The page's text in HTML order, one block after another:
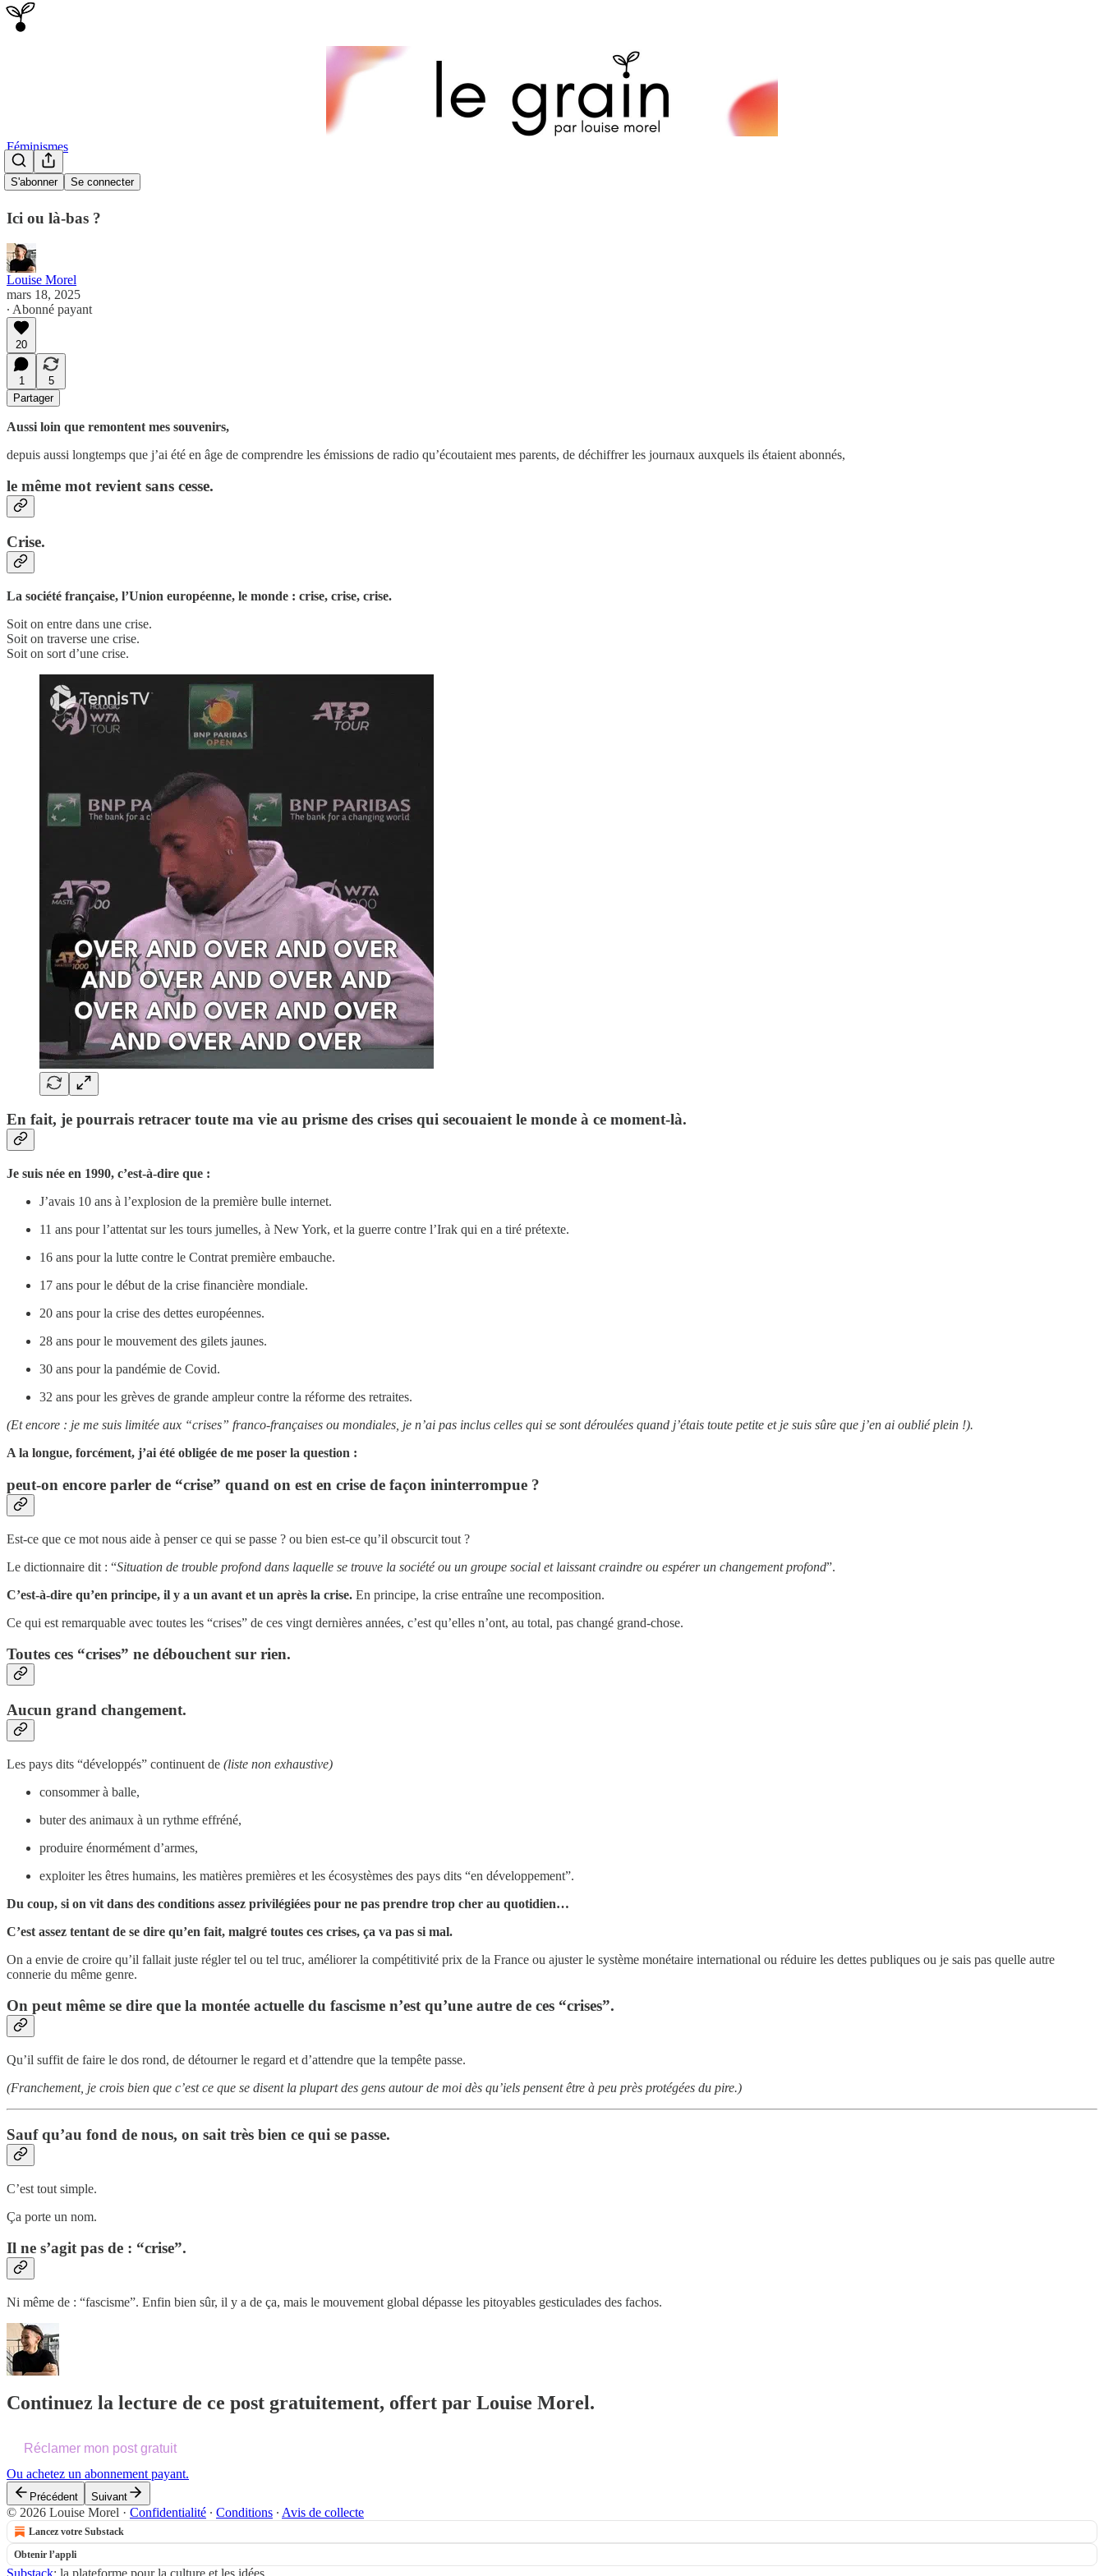
S'abonner Se connecter
Féminismes
c'est la crise
Ici ou là-bas ?
Louise Morel
mars 18, 2025
∙ Abonné payant
20
1
5
Partager
Aussi loin que remontent mes souvenirs,
depuis aussi longtemps que j’ai été en âge de comprendre les émissions de radio qu’écoutaient mes parents, de déchiffrer les journaux auxquels ils étaient abonnés,
le même mot revient sans cesse.
Crise.
La société française, l’Union européenne, le monde : crise, crise, crise.
Soit on entre dans une crise.
Soit on traverse une crise.
Soit on sort d’une crise.
En fait, je pourrais retracer toute ma vie au prisme des crises qui secouaient le monde à ce moment-là.
Je suis née en 1990, c’est-à-dire que :
J’avais 10 ans à l’explosion de la première bulle internet.
11 ans pour l’attentat sur les tours jumelles, à New York, et la guerre contre l’Irak qui en a tiré prétexte.
16 ans pour la lutte contre le Contrat première embauche.
17 ans pour le début de la crise financière mondiale.
20 ans pour la crise des dettes européennes.
28 ans pour le mouvement des gilets jaunes.
30 ans pour la pandémie de Covid.
32 ans pour les grèves de grande ampleur contre la réforme des retraites.
(Et encore : je me suis limitée aux “crises” franco-françaises ou mondiales, je n’ai pas inclus celles qui se sont déroulées quand j’étais toute petite et je suis sûre que j’en ai oublié plein !).
A la longue, forcément, j’ai été obligée de me poser la question :
peut-on encore parler de “crise” quand on est en crise de façon ininterrompue ?
Est-ce que ce mot nous aide à penser ce qui se passe ? ou bien est-ce qu’il obscurcit tout ?
Le dictionnaire dit : “Situation de trouble profond dans laquelle se trouve la société ou un groupe social et laissant craindre ou espérer un changement profond”.
C’est-à-dire qu’en principe, il y a un avant et un après la crise. En principe, la crise entraîne une recomposition.
Ce qui est remarquable avec toutes les “crises” de ces vingt dernières années, c’est qu’elles n’ont, au total, pas changé grand-chose.
Toutes ces “crises” ne débouchent sur rien.
Aucun grand changement.
Les pays dits “développés” continuent de (liste non exhaustive)
consommer à balle,
buter des animaux à un rythme effréné,
produire énormément d’armes,
exploiter les êtres humains, les matières premières et les écosystèmes des pays dits “en développement”.
Du coup, si on vit dans des conditions assez privilégiées pour ne pas prendre trop cher au quotidien…
C’est assez tentant de se dire qu’en fait, malgré toutes ces crises, ça va pas si mal.
On a envie de croire qu’il fallait juste régler tel ou tel truc, améliorer la compétitivité prix de la France ou ajuster le système monétaire international ou réduire les dettes publiques ou je sais pas quelle autre
connerie du même genre.
On peut même se dire que la montée actuelle du fascisme n’est qu’une autre de ces “crises”.
Qu’il suffit de faire le dos rond, de détourner le regard et d’attendre que la tempête passe.
(Franchement, je crois bien que c’est ce que se disent la plupart des gens autour de moi dès qu’iels pensent être à peu près protégées du pire.)
Sauf qu’au fond de nous, on sait très bien ce qui se passe.
C’est tout simple.
Ça porte un nom.
Il ne s’agit pas de : “crise”.
Ni même de : “fascisme”. Enfin bien sûr, il y a de ça, mais le mouvement global dépasse les pitoyables gesticulades des fachos.
Continuez la lecture de ce post gratuitement, offert par Louise Morel.
Réclamer mon post gratuit
Ou achetez un abonnement payant.
Précédent Suivant
© 2026 Louise Morel · Confidentialité ∙ Conditions ∙ Avis de collecte
Lancez votre Substack
Obtenir l’appli
Substack: la plateforme pour la culture et les idées